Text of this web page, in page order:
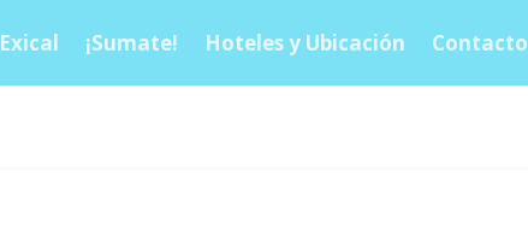
¡Sumate! Hoteles y Ubicación Contacto